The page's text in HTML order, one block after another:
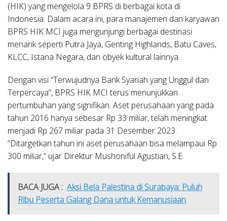
(HIK) yang mengelola 9 BPRS di berbagai kota di
Indonesia. Dalam acara ini, para manajemen dan karyawan
BPRS HIK MCI juga mengunjungi berbagai destinasi
menarik seperti Putra Jaya, Genting Highlands, Batu Caves,
KLCC, Istana Negara, dan obyek kultural lainnya.
Dengan visi “Terwujudnya Bank Syariah yang Unggul dan
Terpercaya”, BPRS HIK MCI terus menunjukkan
pertumbuhan yang signifikan. Aset perusahaan yang pada
tahun 2016 hanya sebesar Rp 33 miliar, telah meningkat
menjadi Rp 267 miliar pada 31 Desember 2023.
“Ditargetkan tahun ini aset perusahaan bisa melampaui Rp
300 miliar,” ujar Direktur Mushoniful Agustian, S.E.
BACA JUGA : Aksi Bela Palestina di Surabaya: Puluh
Ribu Peserta Galang Dana untuk Kemanusiaan